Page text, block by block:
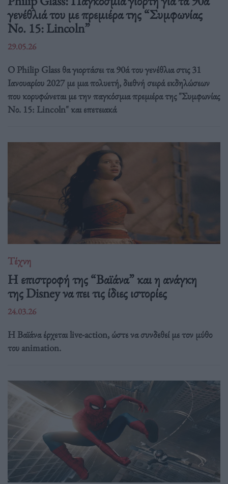
γενέθλιά του με πρεμιέρα της “Συμφωνίας
Νο. 15: Lincoln”
29.05.26
Ο Philip Glass θα γιορτάσει τα 90ά του γενέθλια στις 31
Ιανουαρίου 2027 με μια πολυετή, διεθνή σειρά εκδηλώσεων
που κορυφώνεται με την παγκόσμια πρεμιέρα της "Συμφωνίας
Νο. 15: Lincoln" και επετειακά
Τέχνη
Η επιστροφή της “Βαϊάνα” και η ανάγκη
της Disney να πει τις ίδιες ιστορίες
24.03.26
Η Βαϊάνα έρχεται live-action, ώστε να συνδεθεί με τον μύθο
του animation.